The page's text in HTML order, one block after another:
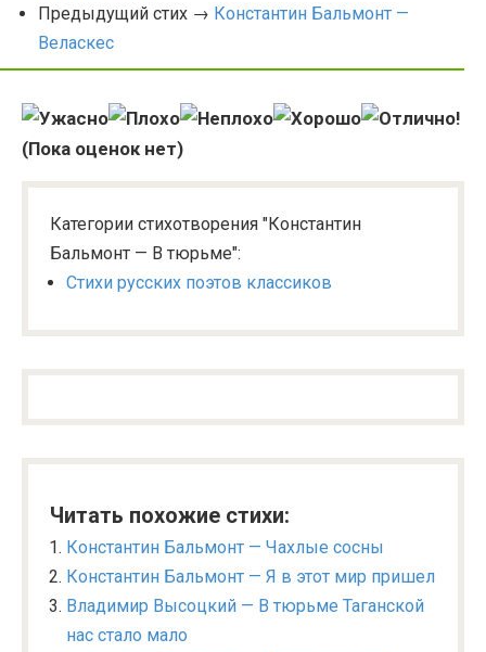
Предыдущий стих → Константин Бальмонт —
Веласкес
(Пока оценок нет)
Категории стихотворения "Константин
Бальмонт — В тюрьме":
Стихи русских поэтов классиков
Читать похожие стихи:
Константин Бальмонт — Чахлые сосны
Константин Бальмонт — Я в этот мир пришел
Владимир Высоцкий — В тюрьме Таганской
нас стало мало